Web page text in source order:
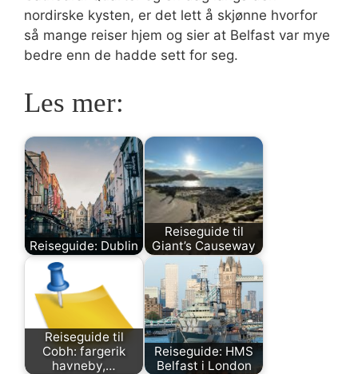
nordirske kysten, er det lett å skjønne hvorfor
så mange reiser hjem og sier at Belfast var mye
bedre enn de hadde sett for seg.
Les mer:
Reiseguide: Dublin
Reiseguide til
Giant’s Causeway
Reiseguide til
Cobh: fargerik
havneby,…
Reiseguide: HMS
Belfast i London